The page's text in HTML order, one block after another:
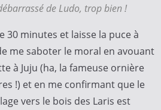
de Ludo, trop bien !
30 minutes et laisse la puce à
me saboter le moral en avouant
à Juju (ha, la fameuse ornière
!) et en me confirmant que le
vers le bois des Laris est